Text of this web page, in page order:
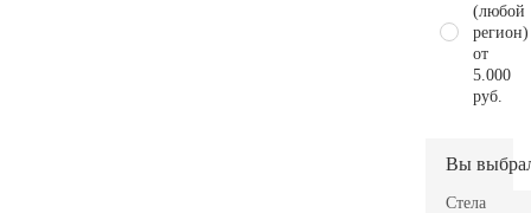
(любой
регион)
от
5.000
руб.
Вы
Стела